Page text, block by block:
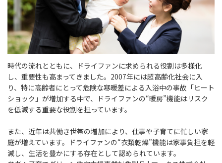
時代の流れとともに、ドライファンに求められる役割は多様化
し、重要性も高まってきました。2007年には超高齢化社会に入
り、特に高齢者にとって危険な寒暖差による入浴中の事故「ヒート
ショック」が増加する中で、ドライファンの“暖房”機能はリスク
を低減する重要な役割を担っています。
また、近年は共働き世帯の増加により、仕事や子育てに忙しい家
庭が増えています。ドライファンの“衣類乾燥”機能は家事負担を軽
減し、生活を豊かにする存在として認められています。